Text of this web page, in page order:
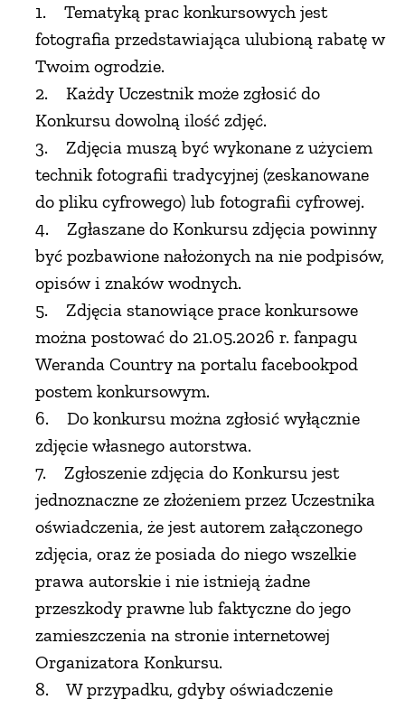
1. Tematyką prac konkursowych jest
fotografia przedstawiająca ulubioną rabatę w
Twoim ogrodzie.
2. Każdy Uczestnik może zgłosić do
Konkursu dowolną ilość zdjęć.
3. Zdjęcia muszą być wykonane z użyciem
technik fotografii tradycyjnej (zeskanowane
do pliku cyfrowego) lub fotografii cyfrowej.
4. Zgłaszane do Konkursu zdjęcia powinny
być pozbawione nałożonych na nie podpisów,
opisów i znaków wodnych.
5. Zdjęcia stanowiące prace konkursowe
można postować do 21.05.2026 r. fanpagu
Weranda Country na portalu facebookpod
postem konkursowym.
6. Do konkursu można zgłosić wyłącznie
zdjęcie własnego autorstwa.
7. Zgłoszenie zdjęcia do Konkursu jest
jednoznaczne ze złożeniem przez Uczestnika
oświadczenia, że jest autorem załączonego
zdjęcia, oraz że posiada do niego wszelkie
prawa autorskie i nie istnieją żadne
przeszkody prawne lub faktyczne do jego
zamieszczenia na stronie internetowej
Organizatora Konkursu.
8. W przypadku, gdyby oświadczenie